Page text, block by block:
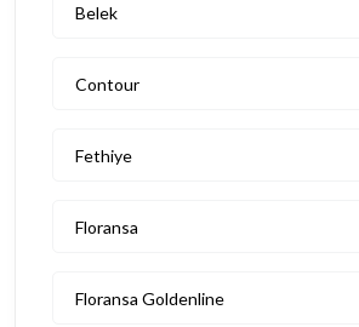
Belek
Contour
Fethiye
Floransa
Floransa Goldenline